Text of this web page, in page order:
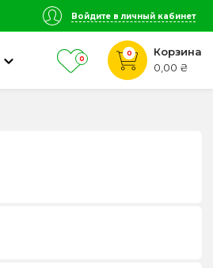
Войдите в личный кабинет
0
0
Корзина
0,00 ₴